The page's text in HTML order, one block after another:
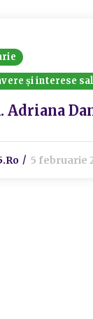
și interese
Adriana
5 februarie